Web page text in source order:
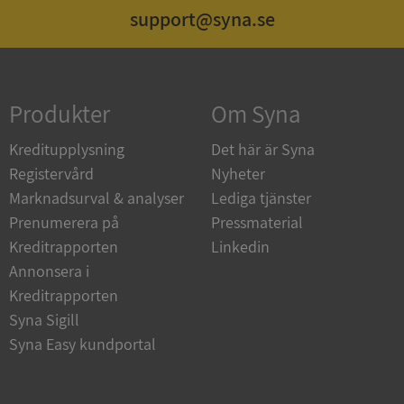
support@syna.se
Produkter
Kreditupplysning
Registervård
Marknadsurval & analyser
Prenumerera på
Kreditrapporten
Annonsera i
Kreditrapporten
Syna Sigill
Syna Easy kundportal
Om Syna
Det här är Syna
Nyheter
Lediga tjänster
Pressmaterial
Linkedin
Strikt nödvändiga kakor tillåter
kärnwebbplatsfunktioner som användarinloggning
och kontohantering. Webbplatsen kan inte
användas ordentligt utan strikt nödvändiga cookies.
Namn
Leverantör
Domän
Microsoft
Corporation